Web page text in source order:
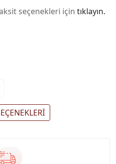
seçenekleri için tıklayın.